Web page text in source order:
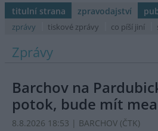
titulní strana zpravodajství
zprávy tiskové zprávy co píší jiní
Zprávy
Barchov na
potok, bude mít
8.8.2026 18:53 | BARCHOV (ČTK)